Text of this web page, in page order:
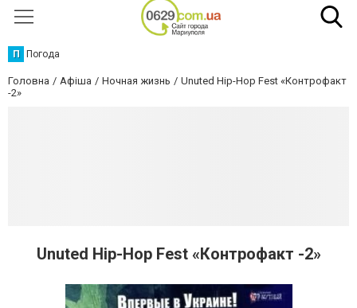
П Погода
Головна Афіша Ночная жизнь
Unuted Hip-Hop Fest «Контрофакт
-2»
Unuted Hip-Hop Fest «Контрофакт -2»